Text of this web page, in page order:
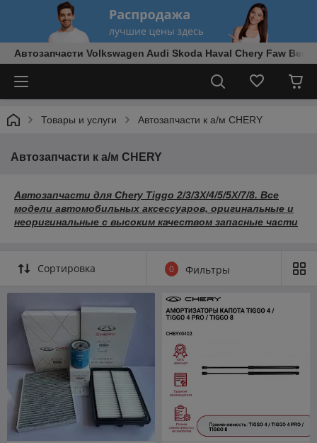
Автозапчасти Volkswagen Audi Skoda Haval Chery Faw
Товары и услуги Автозапчасти к а/м CHERY
Автозапчасти к а/м CHERY
Автозапчасти для Chery Tiggo 2/3/3X/4/5/5X/7/8. Все
модели автомобильных аксессуаров, оригинальные и
неоригинальные с высоким качеством запасные части
Сортировка 0 Фильтры